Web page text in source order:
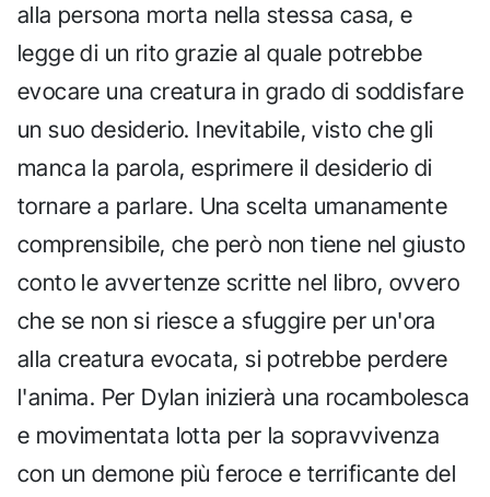
alla persona morta nella stessa casa, e
legge di un rito grazie al quale potrebbe
evocare una creatura in grado di soddisfare
un suo desiderio. Inevitabile, visto che gli
manca la parola, esprimere il desiderio di
tornare a parlare. Una scelta umanamente
comprensibile, che però non tiene nel giusto
conto le avvertenze scritte nel libro, ovvero
che se non si riesce a sfuggire per un'ora
alla creatura evocata, si potrebbe perdere
l'anima. Per Dylan inizierà una rocambolesca
e movimentata lotta per la sopravvivenza
con un demone più feroce e terrificante del